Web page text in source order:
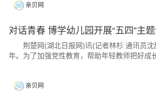
亲贝网
对话青春 博学幼儿园开展“五四”主
荆楚网(湖北日报网)讯(记者林杉 通讯员沈
年。为了加强党性教育，帮助年轻教师把好成
亲贝网